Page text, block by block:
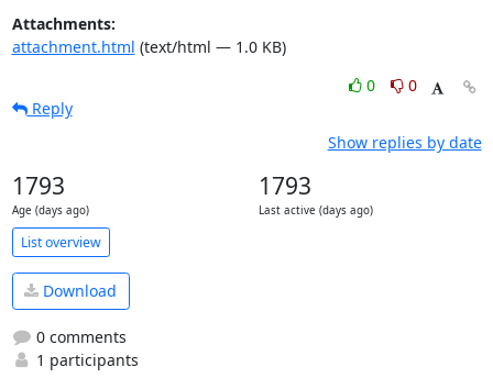
Attachments:
attachment.html (text/html — 1.0 KB)
0
0
Reply
Show replies by date
1793
Age (days ago)
1793
Last active (days ago)
List overview
Download
0 comments
1 participants